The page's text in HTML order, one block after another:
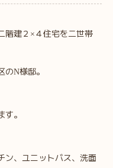
階建２ × ４住宅を二世帯
のN様邸。
。
ン、ユニットバス、洗面